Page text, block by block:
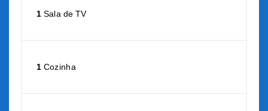
1 Sala de TV
1 Cozinha